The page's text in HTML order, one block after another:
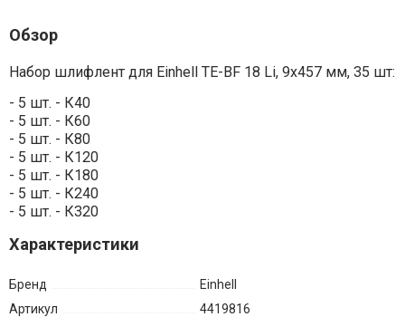
Обзор
Набор шлифлент для Einhell TE-BF 18 Li, 9x457 мм, 35 шт:
- 5 шт. - К40
- 5 шт. - К60
- 5 шт. - К80
- 5 шт. - К120
- 5 шт. - К180
- 5 шт. - К240
- 5 шт. - К320
Характеристики
Бренд
Einhell
Артикул
4419816